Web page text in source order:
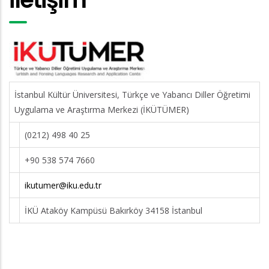
İstanbul Kültür Üniversitesi, Türkçe ve Yabancı Diller Öğretimi
Uygulama ve Araştırma Merkezi (İKÜTÜMER)
(0212) 498 40 25
+90 538 574 7660
ikutumer@iku.edu.tr
İKÜ Ataköy Kampüsü Bakırköy 34158 İstanbul